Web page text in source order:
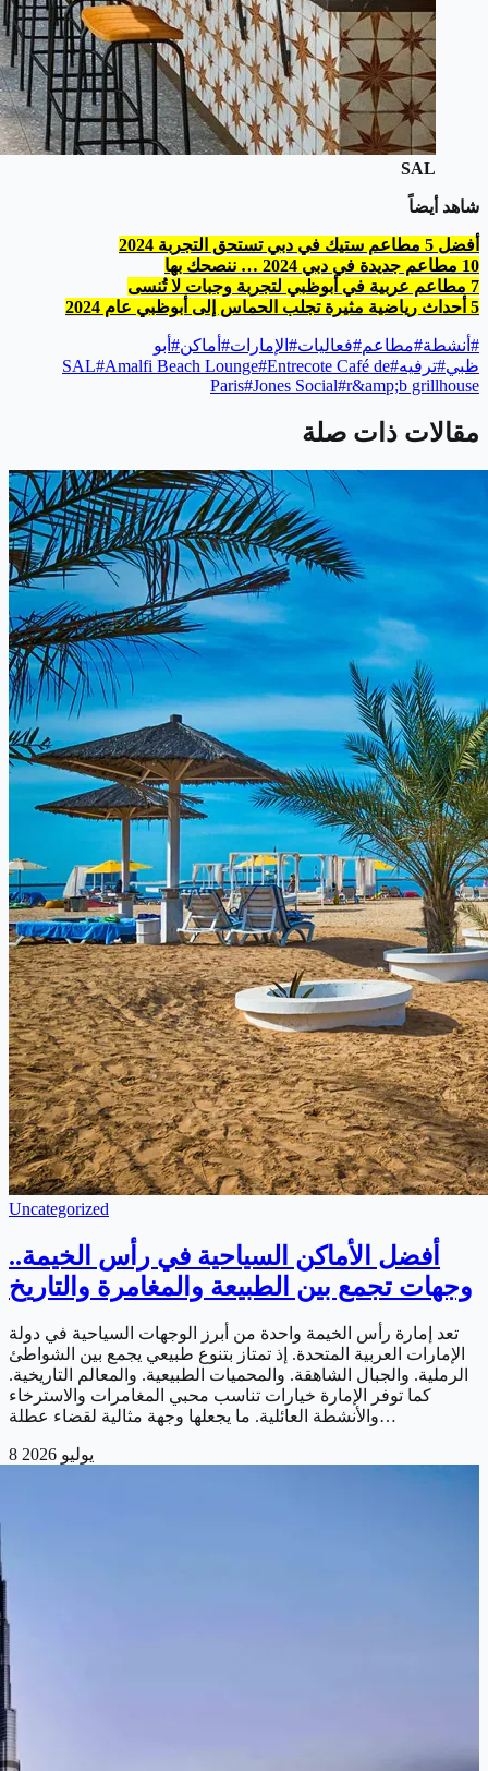
SAL
شاهد أيضاً
أفضل 5 مطاعم ستيك في دبي تستحق التجربة 2024
10 مطاعم جديدة في دبي 2024 … ننصحك بها
7 مطاعم عربية في أبوظبي لتجربة وجبات لا تُنسى
5 أحداث رياضية مثيرة تجلب الحماس إلى أبوظبي عام 2024
# أنشطة#مطاعم#فعاليات# الإمارات# أماكن# أبو
ظبي#ترفيه#
SAL#Amalfi Beach Lounge#Entrecote Café de
Paris#Jones Social#r&amp;b grillhouse
مقالات ذات صلة
Uncategorized
أفضل الأماكن السياحية في رأس الخيمة..
وجهات تجمع بين الطبيعة والمغامرة والتاريخ
تعد إمارة رأس الخيمة واحدة من أبرز الوجهات السياحية في دولة
الإمارات العربية المتحدة. إذ تمتاز بتنوع طبيعي يجمع بين الشواطئ
الرملية. والجبال الشاهقة. والمحميات الطبيعية. والمعالم التاريخية.
كما توفر الإمارة خيارات تناسب محبي المغامرات والاسترخاء
والأنشطة العائلية. ما يجعلها وجهة مثالية لقضاء عطلة…
8 يوليو 2026